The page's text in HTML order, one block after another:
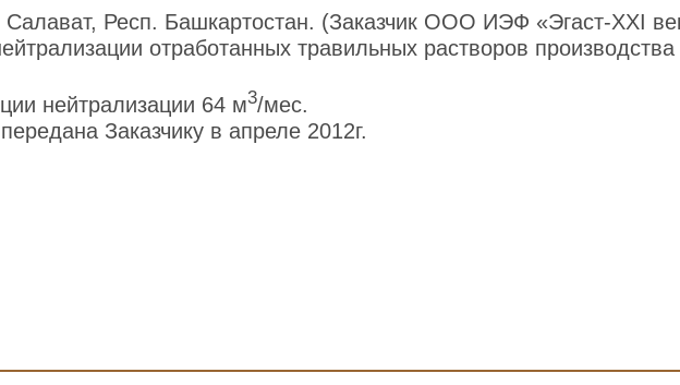
Респ. Башкартостан. (Заказчик ООО ИЭФ «Эгаст-ХХI
отработанных травильных растворов
нейтрализации 64 м3/мес.
Заказчику в апреле 2012г.